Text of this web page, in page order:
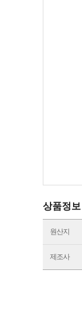
상품정보
원산지
제조사